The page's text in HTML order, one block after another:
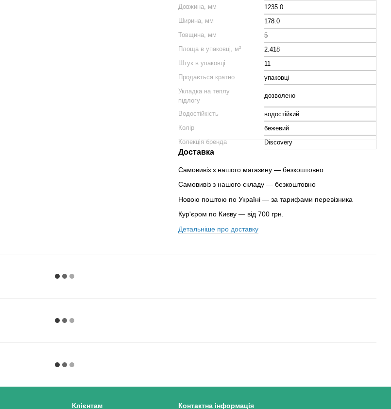
Довжина, мм
1235.0
Ширина, мм
178.0
Товщина, мм
5
Площа в упаковці, м²
2.418
Штук в упаковці
11
Продається кратно
упаковці
Укладка на теплу
підлогу
дозволено
Водостійкість
водостійкий
Колір
бежевий
Колекція бренда
Discovery
Доставка
Самовивіз з нашого магазину — безкоштовно
Самовивіз з нашого складу — безкоштовно
Новою поштою по Україні — за тарифами перевізника
Кур'єром по Києву — від 700 грн.
Детальніше про доставку
Клієнтам Контактна інформація